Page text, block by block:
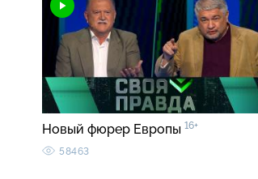
Новый фюрер Европы 16+
58463